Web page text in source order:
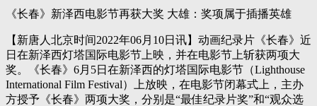
《长春》新泽西电影节再获大奖 大雄：奖项属于插播英雄
【新唐人北京时间2022年06月10日讯】动画纪录片《长春》近
日在新泽西灯塔国际电影节上映，并在电影节上斩获两项大
奖。《长春》6月5日在新泽西的灯塔国际电影节（Lighthouse
International Film Festival）上放映，在电影节闭幕式上，主办
方授予《长春》两项大奖，分别是“最佳纪录片奖”和“观众选